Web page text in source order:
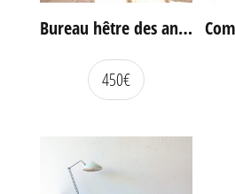
Bureau hêtre des années 60
450€